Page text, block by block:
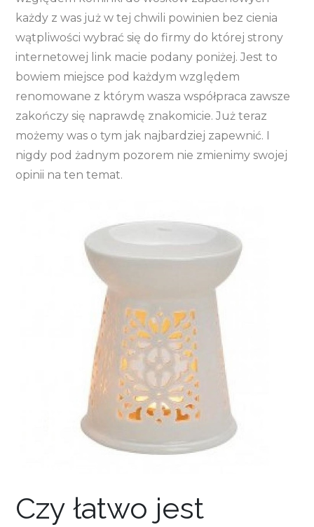
każdy z was już w tej chwili powinien bez cienia
wątpliwości wybrać się do firmy do której strony
internetowej link macie podany poniżej. Jest to
bowiem miejsce pod każdym względem
renomowane z którym wasza współpraca zawsze
zakończy się naprawdę znakomicie. Już teraz
możemy was o tym jak najbardziej zapewnić. I
nigdy pod żadnym pozorem nie zmienimy swojej
opinii na ten temat.
Czy łatwo jest